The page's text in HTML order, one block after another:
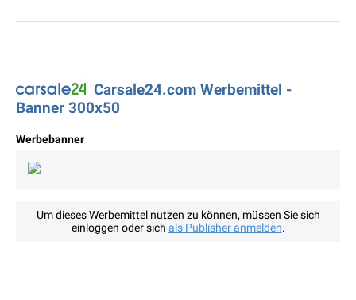
Carsale24.com Werbemittel -
Banner 300x50
Werbebanner
Um dieses Werbemittel nutzen zu können, müssen Sie sich
einloggen oder sich als Publisher anmelden.